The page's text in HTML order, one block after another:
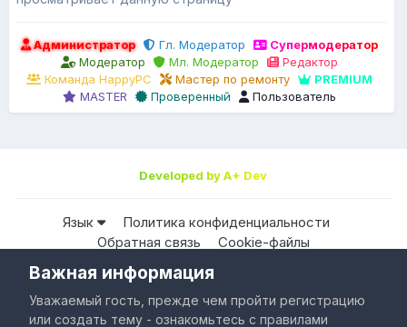
Администратор Гл. Модератор
Супермодератор
Модератор
Мл. Модератор
Редактор
Команда HappyPC
Мастер по ремонту
PREMIUM
MASTER
Проверенный Пользователь
Developed by A+ Dev
Язык
Политика конфиденциальности
Обратная связь
Cookie-файлы
Powered by Invision Community
Важная информация
Уважаемый гость, прежде чем пройти регистрацию
или создать тему - ознакомьтесь с правилами